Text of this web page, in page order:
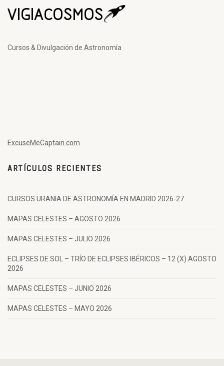
Cursos & Divulgación de Astronomía
ExcuseMeCaptain.com
ARTÍCULOS RECIENTES
CURSOS URANIA DE ASTRONOMÍA EN MADRID 2026-27
MAPAS CELESTES – AGOSTO 2026
MAPAS CELESTES – JULIO 2026
ECLIPSES DE SOL – TRÍO DE ECLIPSES IBÉRICOS – 12 (X) AGOSTO
2026
MAPAS CELESTES – JUNIO 2026
MAPAS CELESTES – MAYO 2026